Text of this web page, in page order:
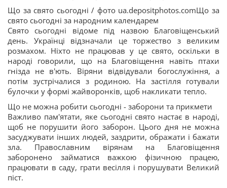
Що за свято сьогодні / фото ua.depositphotos.comЩо за
свято сьогодні за народним календарем
Свято сьогодні відоме під назвою Благовіщенський
день. Українці відзначали це торжество з великим
розмахом. Ніхто не працював у це свято, оскільки в
народі говорили, що на Благовіщення навіть птахи
гнізда не в'ють. Віряни відвідували богослужіння, а
потім зустрічалися з родиною. На застілля готували
булочки у формі жайворонків, щоб накликати тепло.
Що не можна робити сьогодні - заборони та прикмети
Важливо пам'ятати, яке сьогодні свято настає в народі,
щоб не порушити його заборон. Цього дня не можна
засуджувати інших людей, заздрити, ображати і бажати
зла. Православним вірянам на Благовіщення
заборонено займатися важкою фізичною працею,
працювати в саду, грати весілля і порушувати Великий
піст.